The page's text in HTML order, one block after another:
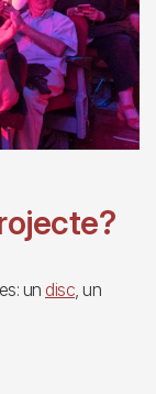
un disc , un